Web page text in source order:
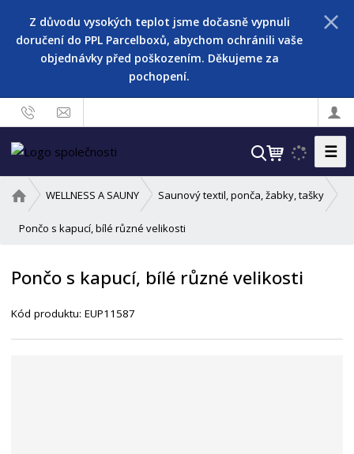
Z důvodu vysokých teplot jsme dočasně vypnuli
doručení do PPL Parcelboxů, abychom ochránili vaše
objednávky před poškozením. Děkujeme za
pochopení.
V
h
t
☰
v
o
í
t
WELLNESS A SAUNY Saunový textil, ponča, žabky, tašky
Pončo s kapucí, bílé různé velikosti
Pončo s kapucí, bílé různé velikosti
Kód produktu:EUP11587